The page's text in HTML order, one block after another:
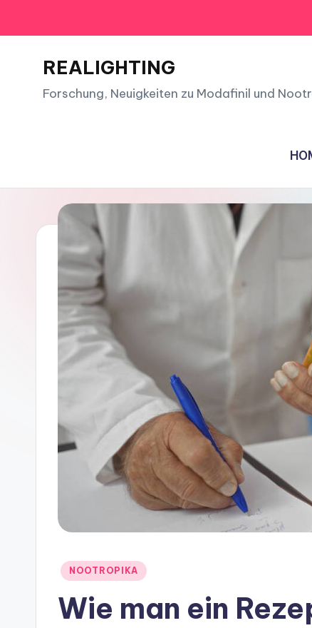
Skip
contentREALIGHTING
Forschung, Neuigkeiten zu Modafinil und
Posted
NOOTROPIKA
Wie man ein